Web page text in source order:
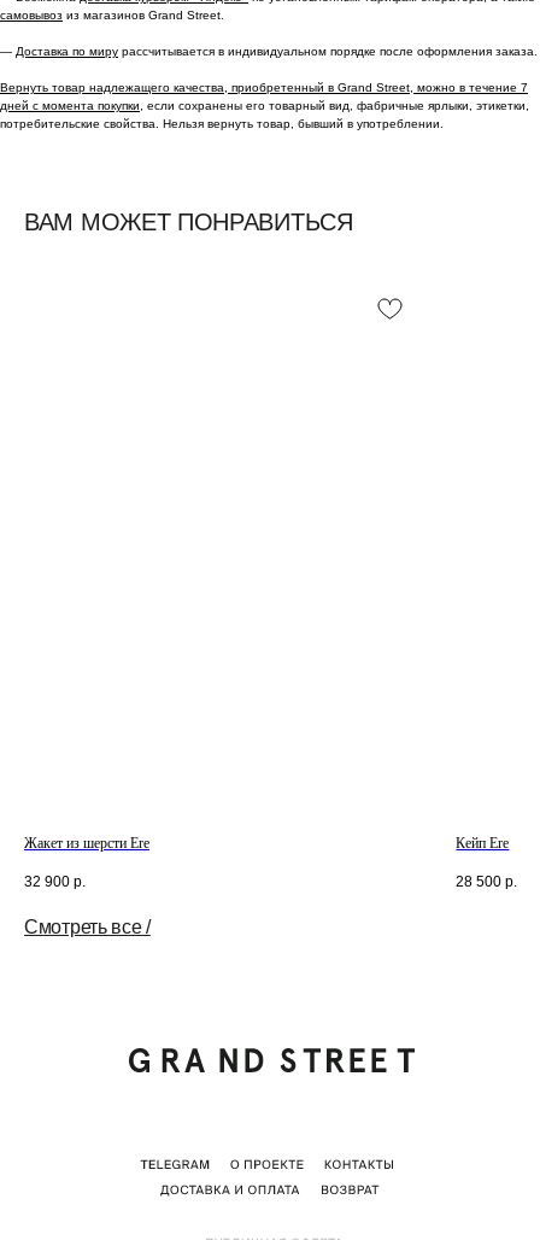
самовывоз из магазинов Grand Street.
— Доставка по миру рассчитывается в индивидуальном порядке после оформления заказа.
Вернуть товар надлежащего качества, приобретенный в Grand Street, можно в течение 7
дней с момента покупки,
если сохранены его товарный вид, фабричные ярлыки, этикетки,
потребительские свойства. Нельзя вернуть товар, бывший в употреблении.
ВАМ МОЖЕТ ПОНРАВИТЬСЯ
Жакет из шерсти Ere
32 900 р.
Кейп Ere
28 500 р.
Смотреть все /